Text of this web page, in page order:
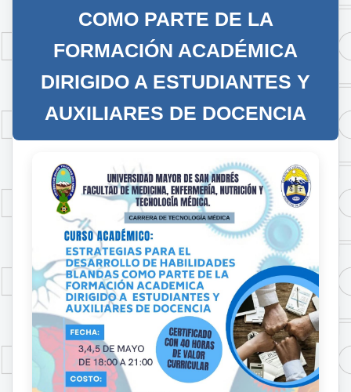
COMO PARTE DE LA
FORMACIÓN ACADÉMICA
DIRIGIDO A ESTUDIANTES Y
AUXILIARES DE DOCENCIA